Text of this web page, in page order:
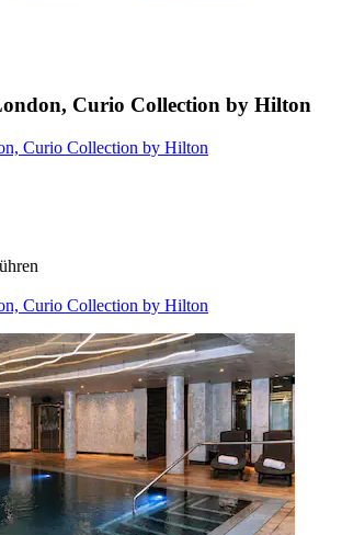
Curio Collection by Hilton
Curio Collection by Hilton
Curio Collection by Hilton